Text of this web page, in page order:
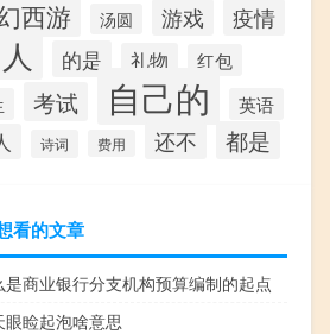
西游 汤圆 游戏 疫情
的是 礼物
红包
考试 自己的 英语
诗词 费用 还不 都是
看的文章
是商业银行分支机构预算编制的起点
眼睑起泡啥意思